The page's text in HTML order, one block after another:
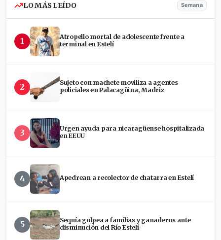
LO MÁS LEÍDO Semana
1
Atropello mortal de adolescente frente a
terminal en Estelí
2
Sujeto con machete moviliza a agentes
policiales en Palacagüina, Madriz
3
Urgen ayuda para nicaragüense hospitalizada
en EEUU
4 Apedrean a recolector de chatarra en Estelí
5
Sequía golpea a familias y ganaderos ante
disminución del Río Estelí